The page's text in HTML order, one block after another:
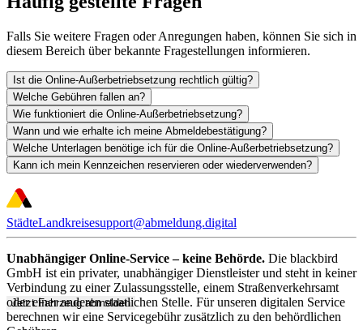
Falls Sie weitere Fragen oder Anregungen haben, können Sie sich in
diesem Bereich über bekannte Fragestellungen informieren.
Ist die Online-Außerbetriebsetzung rechtlich gültig?
Welche Gebühren fallen an?
Wie funktioniert die Online-Außerbetriebsetzung?
Wann und wie erhalte ich meine Abmeldebestätigung?
Welche Unterlagen benötige ich für die Online-Außerbetriebsetzung?
Kann ich mein Kennzeichen reservieren oder wiederverwenden?
Jetzt Fahrzeug abmelden
StädteLandkreisesupport@abmeldung.digital
Unabhängiger Online-Service – keine Behörde. Die blackbird
GmbH ist ein privater, unabhängiger Dienstleister und steht in keiner
Verbindung zu einer Zulassungsstelle, einem Straßenverkehrsamt
oder einer anderen staatlichen Stelle. Für unseren digitalen Service
berechnen wir eine Servicegebühr zusätzlich zu den behördlichen